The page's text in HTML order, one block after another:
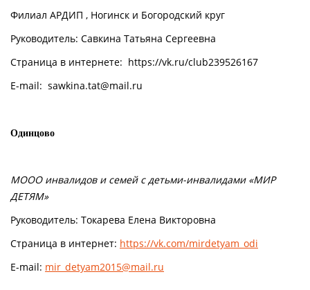
Филиал АРДИП , Ногинск и Богородский круг
Руководитель: Савкина Татьяна Сергеевна
Страница в интернете: https://vk.ru/club239526167
E-mail: sawkina.tat@mail.ru
Одинцово
МООО инвалидов и семей с детьми-инвалидами «МИР
ДЕТЯМ»
Руководитель: Токарева Елена Викторовна
Страница в интернет: https://vk.com/mirdetyam_odi
E-mail: mir_detyam2015@mail.ru